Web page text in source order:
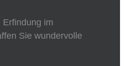
Erfindung im
Sie wundervolle